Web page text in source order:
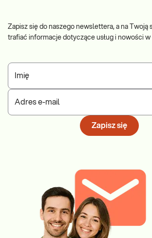
Zapisz się do naszego newslettera, a na Twoją
trafiać informacje dotyczące usług i nowości w
Imię
Adres e-mail
Zapisz się